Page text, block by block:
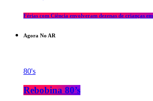
Férias com Ciência envolveram dezenas de crianças
Agora No AR
80's
Rebobina 80’s